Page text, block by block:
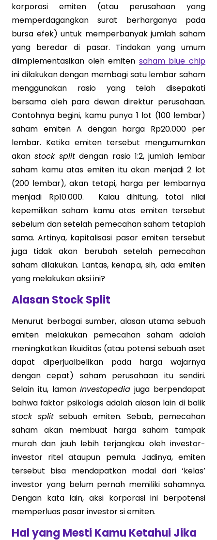
korporasi emiten (atau perusahaan yang
memperdagangkan surat berharganya pada
bursa efek) untuk memperbanyak jumlah saham
yang beredar di pasar. Tindakan yang umum
diimplementasikan oleh emiten saham blue chip
ini dilakukan dengan membagi satu lembar saham
menggunakan rasio yang telah disepakati
bersama oleh para dewan direktur perusahaan.
Contohnya begini, kamu punya 1 lot (100 lembar)
saham emiten A dengan harga Rp20.000 per
lembar. Ketika emiten tersebut mengumumkan
akanstock split dengan rasio 1:2, jumlah lembar
saham kamu atas emiten itu akan menjadi 2 lot
(200 lembar), akan tetapi, harga per lembarnya
menjadi Rp10.000. Kalau dihitung, total nilai
kepemilikan saham kamu atas emiten tersebut
sebelum dan setelah pemecahan saham tetaplah
sama. Artinya, kapitalisasi pasar emiten tersebut
juga tidak akan berubah setelah pemecahan
saham dilakukan. Lantas, kenapa, sih, ada emiten
yang melakukan aksi ini?
Alasan Stock Split
Menurut berbagai sumber, alasan utama sebuah
emiten melakukan pemecahan saham adalah
meningkatkan likuiditas (atau potensi sebuah aset
dapat diperjualbelikan pada harga wajarnya
dengan cepat) saham perusahaan itu sendiri.
Selain itu, lamanInvestopedia juga berpendapat
bahwa faktor psikologis adalah alasan lain di balik
stock split sebuah emiten. Sebab, pemecahan
saham akan membuat harga saham tampak
murah dan jauh lebih terjangkau oleh investor-
investor ritel ataupun pemula. Jadinya, emiten
tersebut bisa mendapatkan modal dari ‘kelas’
investor yang belum pernah memiliki sahamnya.
Dengan kata lain, aksi korporasi ini berpotensi
memperluas pasar investor si emiten.
Hal yang Mesti Kamu Ketahui Jika